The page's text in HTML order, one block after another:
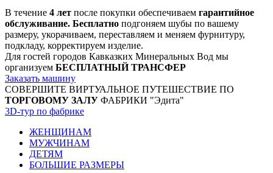
В течение 4 лет после покупки обеспечиваем гарантийное
обслуживание. Бесплатно подгоняем шубы по вашему
размеру, укорачиваем, переставляем и меняем фурнитуру,
подкладу, корректируем изделие.
Для гостей городов Кавказких Минеральных Вод мы
организуем БЕСПЛАТНЫЙ ТРАНСФЕР
Заказать машину
СОВЕРШИТЕ ВИРТУАЛЬНОЕ ПУТЕШЕСТВИЕ ПО
ТОРГОВОМУ ЗАЛУ ФАБРИКИ "Эдита"
3D-тур по фабрике
ЖЕНЩИНАМ
МУЖЧИНАМ
ДЕТЯМ
БОЛЬШИЕ РАЗМЕРЫ